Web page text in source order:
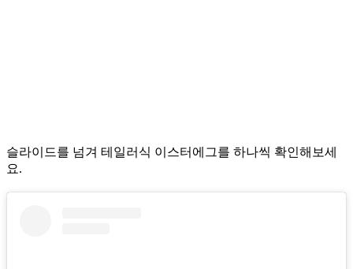
슬라이드를 넘겨 테일러식 이스터에그를 하나씩 확인해보세
요.